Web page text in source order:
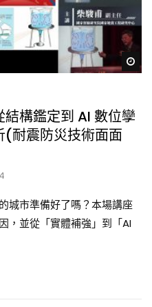
構鑑定到 AI 數位孿
(耐震防災技術面面
城市準備好了嗎？本場講座
，並從「實體補強」到「AI